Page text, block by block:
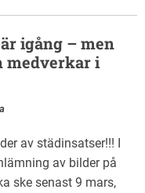
igång – men
medverkar i
av städinsatser!!! I
av bilder på
ske senast 9 mars,